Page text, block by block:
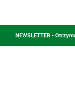
NEWSLETTER -